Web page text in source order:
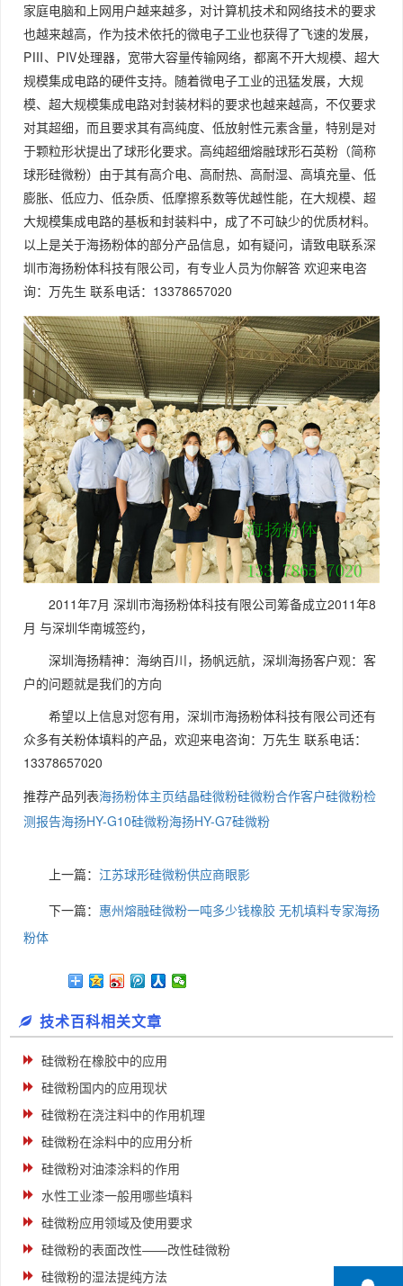
家庭电脑和上网用户越来越多，对计算机技术和网络技术的要求
也越来越高，作为技术依托的微电子工业也获得了飞速的发展，
PⅢ、PⅣ处理器，宽带大容量传输网络，都离不开大规模、超大
规模集成电路的硬件支持。随着微电子工业的迅猛发展，大规
模、超大规模集成电路对封装材料的要求也越来越高，不仅要求
对其超细，而且要求其有高纯度、低放射性元素含量，特别是对
于颗粒形状提出了球形化要求。高纯超细熔融球形石英粉（简称
球形硅微粉）由于其有高介电、高耐热、高耐湿、高填充量、低
膨胀、低应力、低杂质、低摩擦系数等优越性能，在大规模、超
大规模集成电路的基板和封装料中，成了不可缺少的优质材料。
以上是关于海扬粉体的部分产品信息，如有疑问，请致电联系深
圳市海扬粉体科技有限公司，有专业人员为你解答 欢迎来电咨
询：万先生 联系电话：13378657020
2011年7月 深圳市海扬粉体科技有限公司筹备成立2011年8
月 与深圳华南城签约，
深圳海扬精神：海纳百川，扬帆远航，深圳海扬客户观：客
户的问题就是我们的方向
希望以上信息对您有用，深圳市海扬粉体科技有限公司还有
众多有关粉体填料的产品，欢迎来电咨询：万先生 联系电话：
13378657020
推荐产品列表海扬粉体主页结晶硅微粉硅微粉合作客户硅微粉检
测报告海扬HY-G10硅微粉海扬HY-G7硅微粉
上一篇： 江苏球形硅微粉供应商眼影
下一篇： 惠州熔融硅微粉一吨多少钱橡胶 无机填料专家海扬
粉体
技术百科相关文章
硅微粉在橡胶中的应用
硅微粉国内的应用现状
硅微粉在浇注料中的作用机理
硅微粉在涂料中的应用分析
硅微粉对油漆涂料的作用
水性工业漆一般用哪些填料
硅微粉应用领域及使用要求
硅微粉的表面改性——改性硅微粉
硅微粉的湿法提纯方法